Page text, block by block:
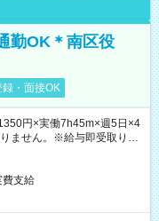
勤OK＊南区役
録・面接OK
円×実働7h45m×週5日×4
ません。※給与即受取りサ
費支給